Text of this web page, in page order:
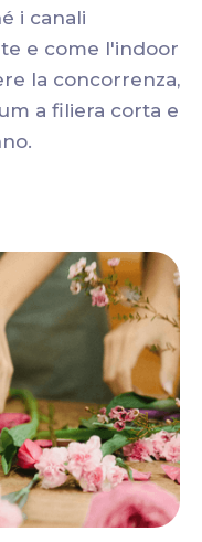
i canali
e come l'indoor
la concorrenza,
a filiera corta e